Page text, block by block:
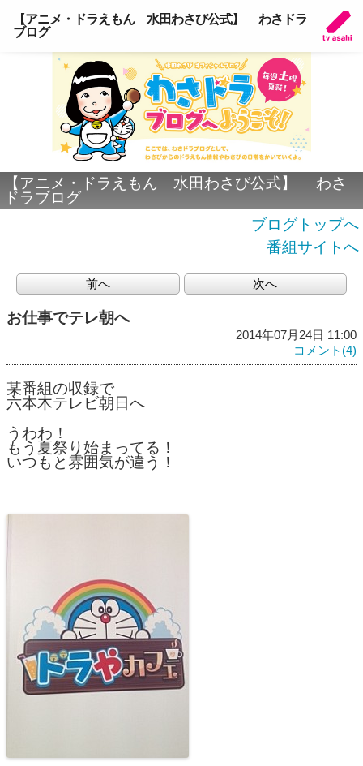
【アニメ・ドラえもん 水田わさび公式】 わさドラ
ブログ
【アニメ・ドラえもん 水田わさび公式】 わさ
ドラブログ
ブログトップへ
番組サイトへ
前へ 次へ
お仕事でテレ朝へ
2014年07月24日 11:00
コメント(4)
某番組の収録で
六本木テレビ朝日へ
うわわ！
もう夏祭り始まってる！
いつもと雰囲気が違う！